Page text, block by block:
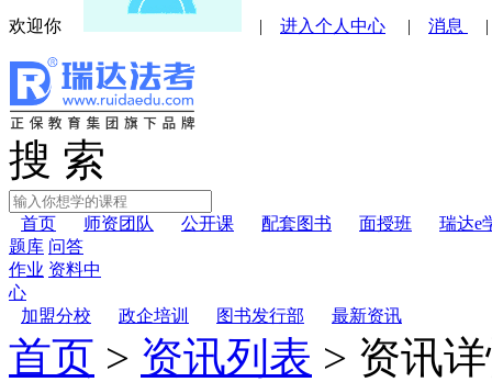
欢迎你 | 进入个人中心 | 消息
搜 索
首页 师资团队 公开课 配套图书 面授班
瑞达e
题库 问答
作业 资料中
心
加盟分校
政企培训 图书发行部 最新资讯
首页 > 资讯列表 > 资讯